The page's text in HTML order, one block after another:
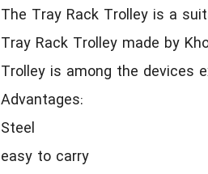
The Tray Rack Trolley is a
Tray Rack Trolley made by
Trolley is among the devices
Advantages:
Steel
easy to carry